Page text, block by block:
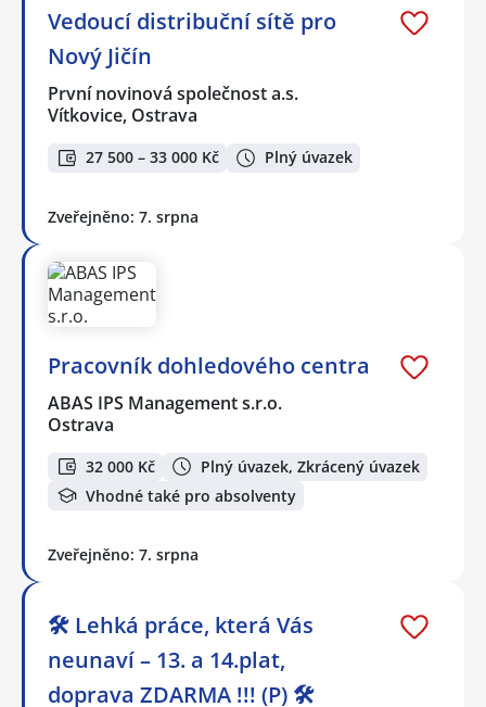
Vedoucí distribuční sítě pro
Nový Jičín
První novinová společnost a.s.
Vítkovice, Ostrava
27 500 – 33 000 Kč Plný úvazek
Zveřejněno: 7. srpna
Pracovník dohledového centra
ABAS IPS Management s.r.o.
Ostrava
32 000 Kč
Plný úvazek, Zkrácený úvazek
Vhodné také pro absolventy
Zveřejněno: 7. srpna
🛠️ Lehká práce, která Vás
neunaví – 13. a 14.plat,
doprava ZDARMA !!! (P) 🛠️